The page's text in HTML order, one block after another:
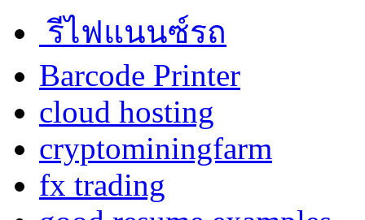
รีไฟแนนซ์รถ
Barcode Printer
cloud hosting
cryptominingfarm
fx trading